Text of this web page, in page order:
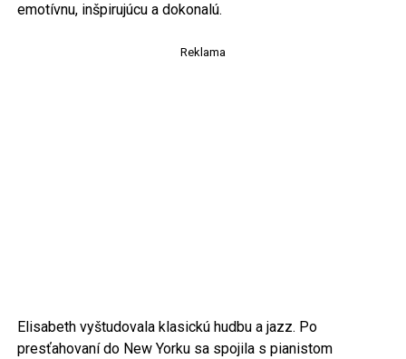
emotívnu, inšpirujúcu a dokonalú.
Reklama
Elisabeth vyštudovala klasickú hudbu a jazz. Po
presťahovaní do New Yorku sa spojila s pianistom